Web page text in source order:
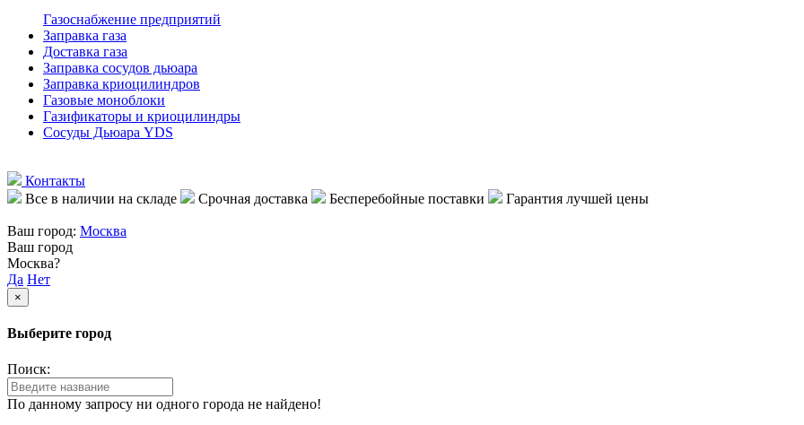
Газоснабжение предприятий
Заправка газа
Доставка газа
Заправка сосудов дьюара
Заправка криоцилиндров
Газовые моноблоки
Газификаторы и криоцилиндры
Сосуды Дьюара YDS
Контакты
Все в наличии на складе
Срочная доставка Бесперебойные поставки Гарантия лучшей цены
Ваш город: Москва
Ваш город
Москва?
Да Нет
×
Выберите город
Поиск:
По данному запросу ни одного города не найдено!